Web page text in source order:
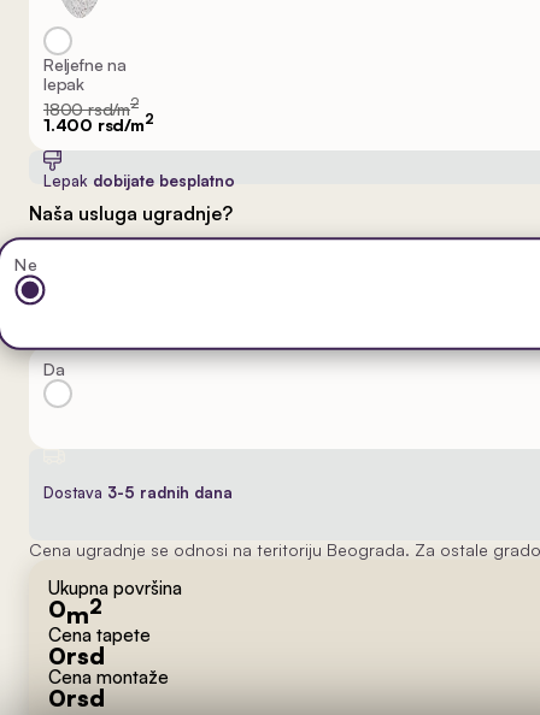
Reljefne na
lepak
1800 rsd/m2
1.400 rsd/m2
Lepak dobijate besplatno
Naša usluga ugradnje?
Ne
Da
Dostava 3-5 radnih dana
Cena ugradnje se odnosi na teritoriju Beograda. Za ostale
Ukupna površina
0m2
Cena tapete
0rsd
Cena montaže
0rsd